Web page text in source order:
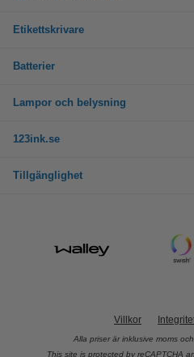
Etikettskrivare
Batterier
Lampor och belysning
123ink.se
Tillgänglighet
Villkor
Alla priser är inklusive moms
This site is protected by reCAPTCHA